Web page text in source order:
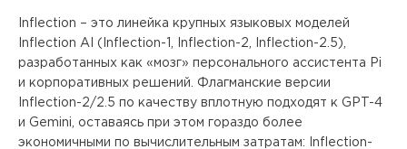
БЛОГ
ВАКАНСИИ
Inflection – это линейка крупных языковых моделей
Inflection AI (Inflection-1, Inflection-2, Inflection-2.5),
разработанных как «мозг» персонального ассистента Pi
и корпоративных решений. Флагманские версии
Inflection-2/2.5 по качеству вплотную подходят к GPT-4
и Gemini, оставаясь при этом гораздо более
экономичными по вычислительным затратам: Inflection-